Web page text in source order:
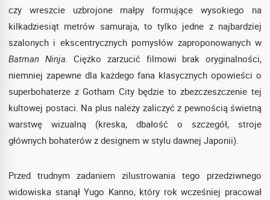
czy wreszcie uzbrojone małpy formujące wysokiego na
kilkadziesiąt metrów samuraja, to tylko jedne z najbardziej
szalonych i ekscentrycznych pomysłów zaproponowanych w
Batman Ninja. Ciężko zarzucić filmowi brak oryginalności,
niemniej zapewne dla każdego fana klasycznych opowieści o
superbohaterze z Gotham City będzie to zbezczeszczenie tej
kultowej postaci. Na plus należy zaliczyć z pewnością świetną
warstwę wizualną (kreska, dbałość o szczegół, stroje
głównych bohaterów z designem w stylu dawnej Japonii).
Przed trudnym zadaniem zilustrowania tego przedziwnego
widowiska stanął Yugo Kanno, który rok wcześniej pracował